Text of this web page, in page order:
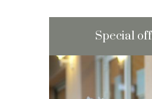
Special